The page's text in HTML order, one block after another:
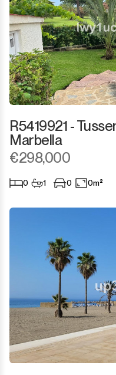
R5419921 -
Marbella
€298,000
0 1 0 0m²